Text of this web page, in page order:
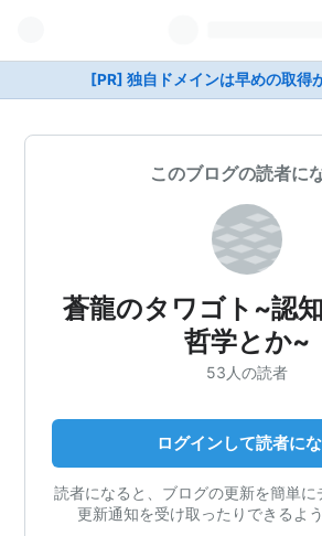
[PR] 独自ドメインは早めの取得
このブログの読者に
蒼龍のタワゴト~認
哲学とか~
53人の読者
ログインして読者に
読者になると、ブログの更新を簡単に
更新通知を受け取ったりできるよ